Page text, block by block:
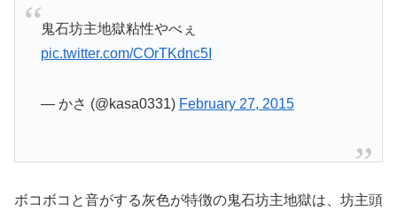
鬼石坊主地獄粘性やべぇ
pic.twitter.com/COrTKdnc5I
— かさ (@kasa0331) February 27, 2015
ボコボコと音がする灰色が特徴の鬼石坊主地獄は、坊主頭